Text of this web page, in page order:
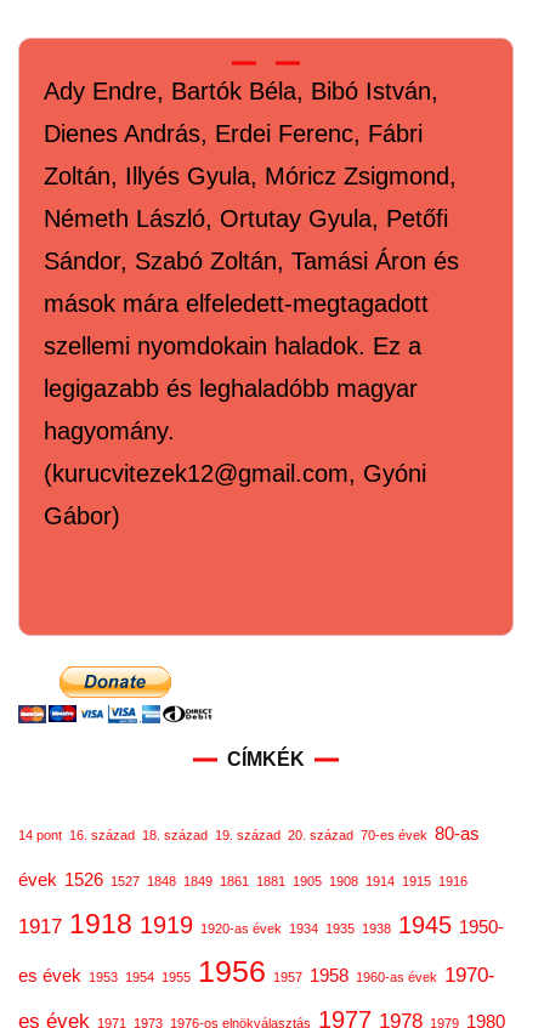
Ady Endre, Bartók Béla, Bibó István,
Dienes András, Erdei Ferenc, Fábri
Zoltán, Illyés Gyula, Móricz Zsigmond,
Németh László, Ortutay Gyula, Petőfi
Sándor, Szabó Zoltán, Tamási Áron és
mások mára elfeledett-megtagadott
szellemi nyomdokain haladok. Ez a
legigazabb és leghaladóbb magyar
hagyomány.
(kurucvitezek12@gmail.com, Gyóni
Gábor)
CÍMKÉK
14 pont 16. század 18. század 19. század 20. század 70-es évek 80-as
évek 1526 1527 1848 1849 1861 1881 1905 1908 1914 1915 1916
1917 1918 1919 1920-as évek 1934 1935 1938 1945 1950-
es évek 1953 1954 1955 1956 1957 1958 1960-as évek
1970-
es évek 1971 1973 1976-os elnökválasztás 1977 1978 1979 1980